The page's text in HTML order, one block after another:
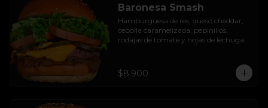
Baronesa Smash
Hamburguesa de res, queso cheddar,
cebolla caramelizada, pepinillos,
rodajas de tomate y hojas de lechuga
$8.900